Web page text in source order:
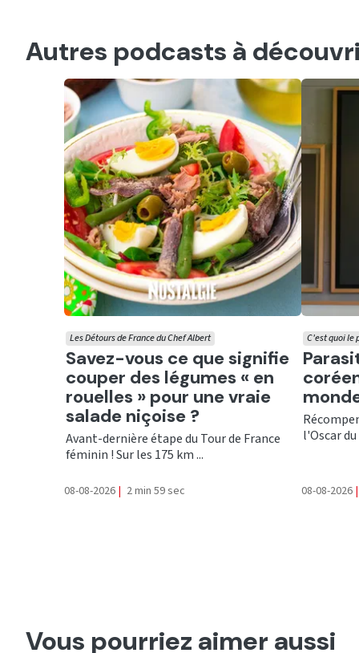
Autres podcasts à
Ecouter
Savez-vous ce que signifie
couper des légumes « en
rouelles » pour une vraie
salade niçoise ?
Les Détours de France du Chef Albert
Avant-dernière étape du Tour de France
féminin ! Sur les 175 km ...
08-08-2026 | 2 min 59 sec
C'est quoi le
l'Oscar
08-08-2026 |
Vous pourriez aimer aussi